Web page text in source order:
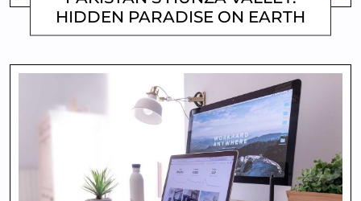
HIDDEN PARADISE ON EARTH
MATTHEW